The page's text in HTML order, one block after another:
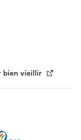
bien vieillir